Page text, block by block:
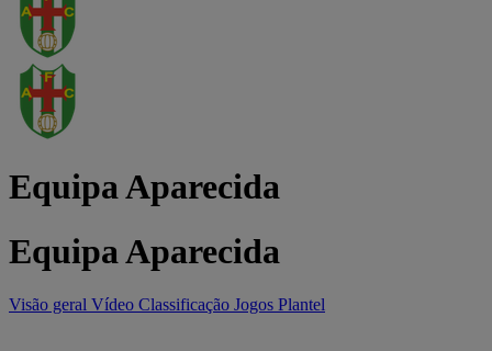
Equipa Aparecida
Equipa Aparecida
Visão geral Vídeo Classificação Jogos Plantel